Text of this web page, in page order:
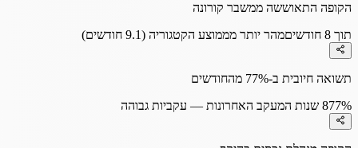
הקופה התאוששה ממשבר קורונה
תוך 8 חודשים
מהר יותר מממוצע הקטגוריה (9.1 חודשים)
תשואה חיובית ב-77% מהחודשים
77%8 שנות המעקב האחרונות — עקביות גבוהה